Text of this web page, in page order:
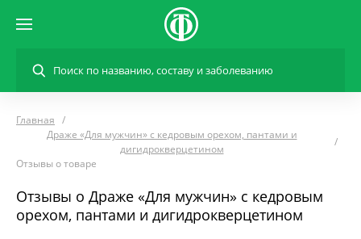
Главная
Драже «Для мужчин» с кедровым орехом, пантами и
дигидрокверцетином
Отзывы о товаре
Отзывы о Драже «Для мужчин» с кедровым
орехом, пантами и дигидрокверцетином